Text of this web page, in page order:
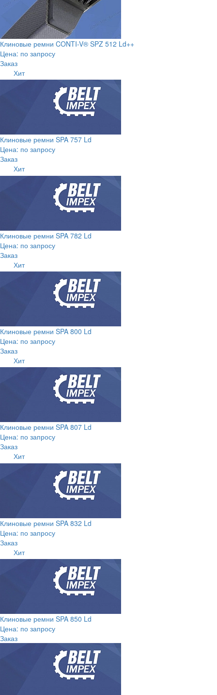
Клиновые ремни CONTI-V® SPZ 512 Ld++
Цена: по запросу
Заказ
Хит
Клиновые ремни SPA 757 Ld
Цена: по запросу
Заказ
Хит
Клиновые ремни SPA 782 Ld
Цена: по запросу
Заказ
Хит
Клиновые ремни SPA 800 Ld
Цена: по запросу
Заказ
Хит
Клиновые ремни SPA 807 Ld
Цена: по запросу
Заказ
Хит
Клиновые ремни SPA 832 Ld
Цена: по запросу
Заказ
Хит
Клиновые ремни SPA 850 Ld
Цена: по запросу
Заказ